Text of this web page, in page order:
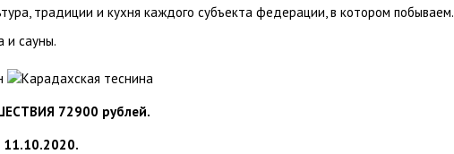
традиции и кухня каждого субъекта федерации, в котором побываем.
и сауны.
72900 рублей.